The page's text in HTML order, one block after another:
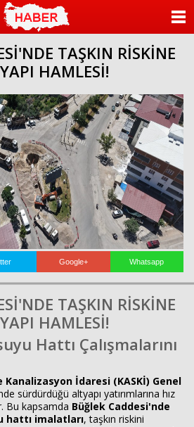
TAŞKIN RİSKİNE
HAMLESİ!
Google+ Whatsapp
TAŞKIN RİSKİNE
HAMLESİ!
Hattı Çalışmalarını
Kanalizasyon İdaresi (KASKİ) Genel
sürdürdüğü altyapı yatırımlarına hız
Bu kapsamda Büğlek Caddesi'nde
hattı imalatları, taşkın riskini
KATEGORİLER
ANKETLER
FOTO GALERİ
VİDEO GALERİ
KÜNYE